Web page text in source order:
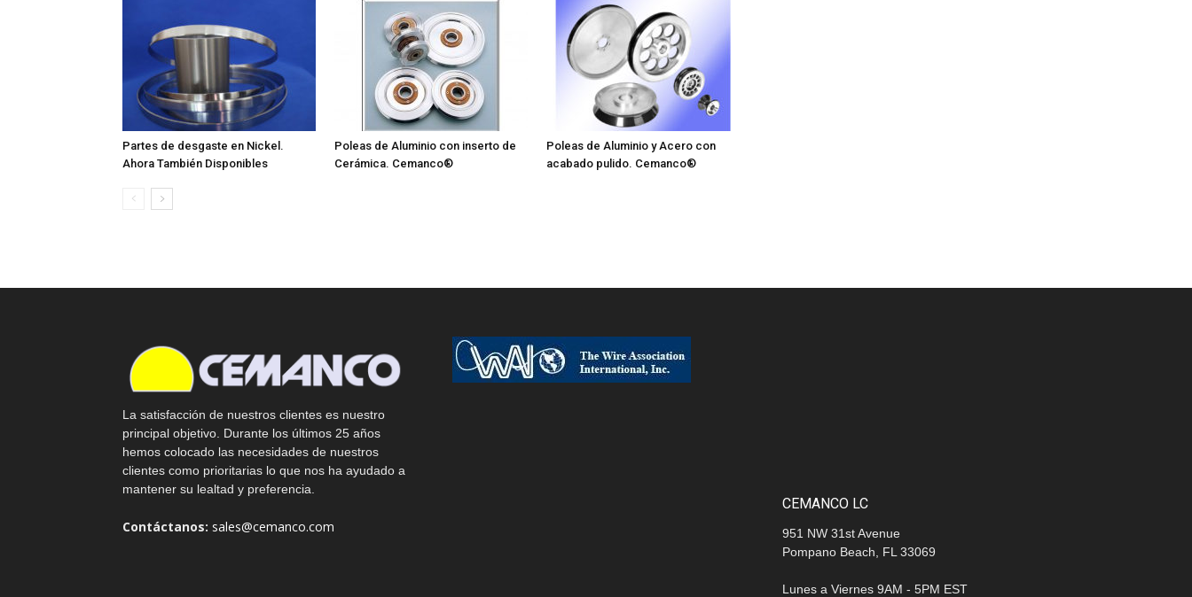
Partes de desgaste en Nickel.
Ahora También Disponibles
Poleas de Aluminio con inserto de
Cerámica. Cemanco®
Poleas de Aluminio y Acero con
acabado pulido. Cemanco®
La satisfacción de nuestros clientes es nuestro
principal objetivo. Durante los últimos 25 años
hemos colocado las necesidades de nuestros
clientes como prioritarias lo que nos ha ayudado a
mantener su lealtad y preferencia.
Contáctanos: sales@cemanco.com
CEMANCO LC
951 NW 31st Avenue
Pompano Beach, FL 33069
Lunes a Viernes 9AM - 5PM EST